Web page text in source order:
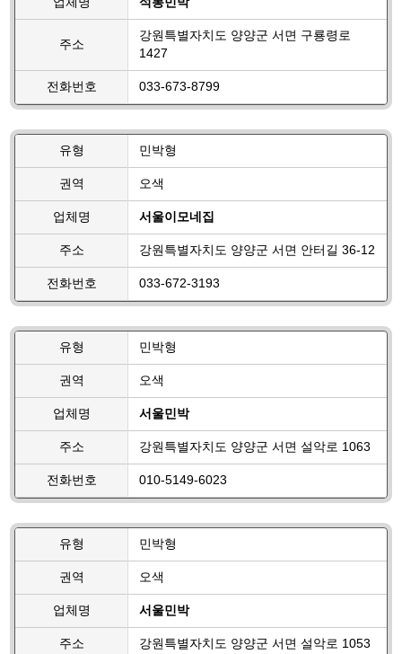
주소
강원특별자치도 양양군 서면 구룡령로
1427
전화번호 033-673-8799
유형 민박형
권역 오색
업체명 서울이모네집
주소 강원특별자치도 양양군 서면 안터길 36-12
전화번호 033-672-3193
유형 민박형
권역 오색
업체명 서울민박
주소 강원특별자치도 양양군 서면 설악로 1063
전화번호 010-5149-6023
유형 민박형
권역 오색
업체명 서울민박
주소 강원특별자치도 양양군 서면 설악로 1053